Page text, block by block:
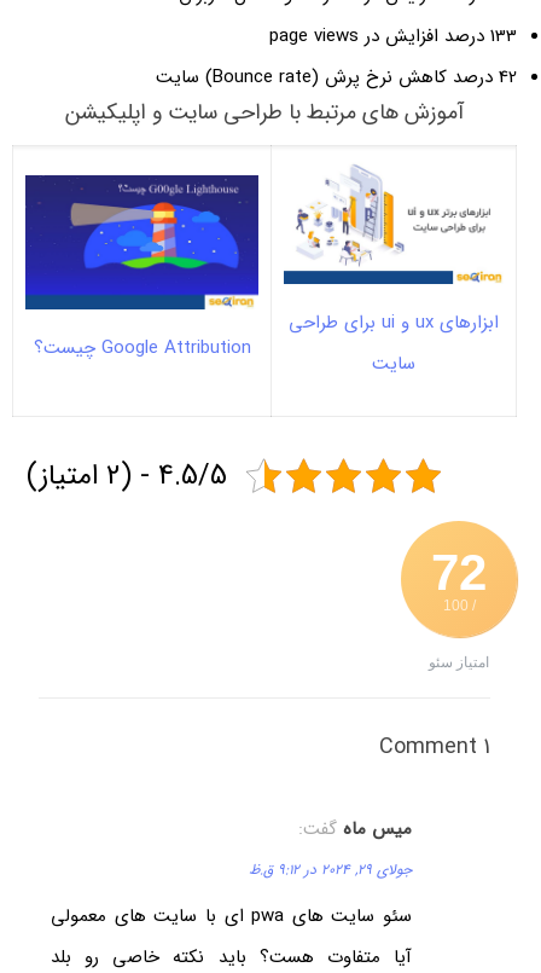
133 درصد افزایش در
page views
42 درصد کاهش نرخ پرش (Bounce rate) سایت
آموزش های مرتبط با طراحی سایت و اپلیکیشن
ابزارهای ux و ui برای طراحی
سایت
Google Attribution چیست؟
4.5/5 - (2 امتیاز)
72
/ 100
امتیاز سئو
میس ماه گفت:
جولای 29, 2024 در 9:12 ق.ظ
سئو سایت های pwa ای با سایت های معمولی
آیا متفاوت هست؟ باید نکته خاصی رو بلد